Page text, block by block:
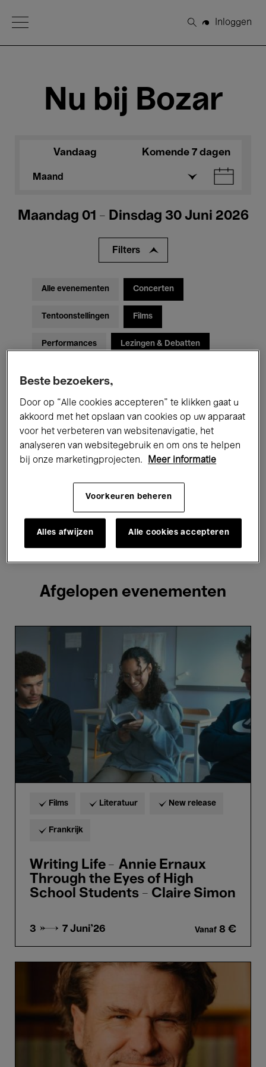
Open Menu
Zoeken
Inloggen
Nu bij Bozar
Vandaag Komende 7 dagen
Maand
Maandag 01 - Dinsdag 30 Juni 2026
Filters
Alle evenementen Concerten
Tentoonstellingen Films
Performances Lezingen & Debatten
Elektronische Muziek
Voor iedereen Kids’ Palace
Hosted Events
2 resultaten weergeven
Afgelopen evenementen
–
Ernaux
Through
the
Eyes
Simon
Films Literatuur New release
Frankrijk
Writing Life – Annie Ernaux
Through the Eyes of High
School Students - Claire Simon
3 → 7 Juni'26 Vanaf 8 €
Beste bezoekers,
Door op “Alle cookies accepteren” te klikken gaat u
akkoord met het opslaan van cookies op uw apparaat
voor het verbeteren van websitenavigatie, het
analyseren van websitegebruik en om ons te helpen
bij onze marketingprojecten.
Meer informatie
Voorkeuren beheren
Alles afwijzen Alle cookies accepteren